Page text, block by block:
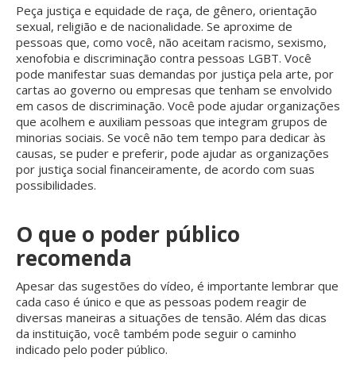
Peça justiça e equidade de raça, de gênero, orientação
sexual, religião e de nacionalidade. Se aproxime de
pessoas que, como você, não aceitam racismo, sexismo,
xenofobia e discriminação contra pessoas LGBT. Você
pode manifestar suas demandas por justiça pela arte, por
cartas ao governo ou empresas que tenham se envolvido
em casos de discriminação. Você pode ajudar organizações
que acolhem e auxiliam pessoas que integram grupos de
minorias sociais. Se você não tem tempo para dedicar às
causas, se puder e preferir, pode ajudar as organizações
por justiça social financeiramente, de acordo com suas
possibilidades.
O que o poder público
recomenda
Apesar das sugestões do vídeo, é importante lembrar que
cada caso é único e que as pessoas podem reagir de
diversas maneiras a situações de tensão. Além das dicas
da instituição, você também pode seguir o caminho
indicado pelo poder público.